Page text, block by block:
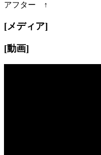
アフター ↑
[メディア]
[動画]